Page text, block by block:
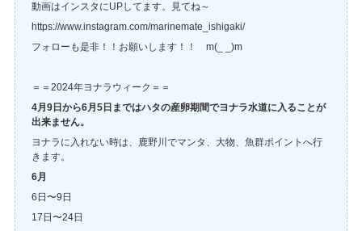
動画はインスタにUPしてます。見てね～
https://www.instagram.com/marinemate_ishigaki/
フォローも是非！！お願いします！！ m(_ _)m
＝＝2024年ヨナラウィーク＝＝
4月9日から6月5日まではハタの産卵期間でヨナラ水道に入ることが
出来ません。
ヨナラに入れない時は、鹿野川でマンタ、大物、魚群ポイントへ行
きます。
6月
6日〜9日
17日〜24日